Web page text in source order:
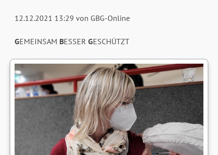
12.12.2021 13:29 von GBG-Online
GEMEINSAM BESSER GESCHÜTZT